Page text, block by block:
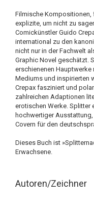
Filmische Kompositionen,
explizite, um nicht zu
Comickünstler Guido
international zu den
nicht nur in der Fachwelt
Graphic Novel geschätzt.
erschienenen
Mediums und inspirierten
Crepax fasziniert und
zahlreichen Adaptionen
erotischen Werke. Splitter
hochwertiger
Covern für den
Dieses Buch ist
Erwachsene.
Autoren/Zeichner